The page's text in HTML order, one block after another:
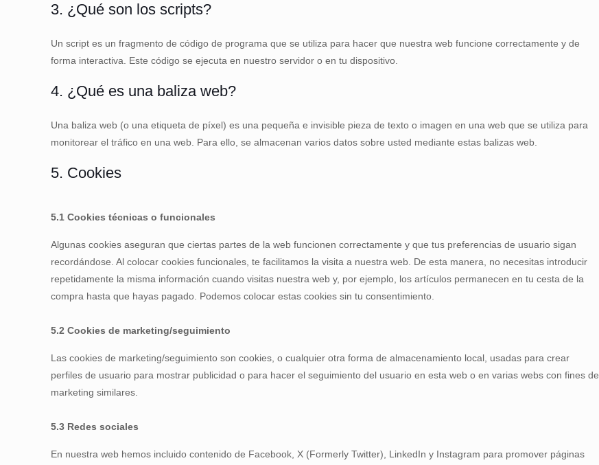
3. ¿Qué son los scripts?
Un script es un fragmento de código de programa que se utiliza para hacer que nuestra web funcione correctamente y de
forma interactiva. Este código se ejecuta en nuestro servidor o en tu dispositivo.
4. ¿Qué es una baliza web?
Una baliza web (o una etiqueta de píxel) es una pequeña e invisible pieza de texto o imagen en una web que se utiliza para
monitorear el tráfico en una web. Para ello, se almacenan varios datos sobre usted mediante estas balizas web.
5. Cookies
5.1 Cookies técnicas o funcionales
Algunas cookies aseguran que ciertas partes de la web funcionen correctamente y que tus preferencias de usuario sigan
recordándose. Al colocar cookies funcionales, te facilitamos la visita a nuestra web. De esta manera, no necesitas introducir
repetidamente la misma información cuando visitas nuestra web y, por ejemplo, los artículos permanecen en tu cesta de la
compra hasta que hayas pagado. Podemos colocar estas cookies sin tu consentimiento.
5.2 Cookies de marketing/seguimiento
Las cookies de marketing/seguimiento son cookies, o cualquier otra forma de almacenamiento local, usadas para crear
perfiles de usuario para mostrar publicidad o para hacer el seguimiento del usuario en esta web o en varias webs con fines de
marketing similares.
5.3 Redes sociales
En nuestra web hemos incluido contenido de Facebook, X (Formerly Twitter), LinkedIn y Instagram para promover páginas